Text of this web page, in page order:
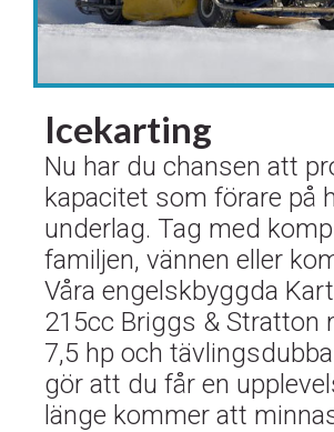
Icekarting
Nu har du chansen att
kapacitet som förare på
underlag. Tag med
familjen, vännen eller
Våra engelskbyggda
215cc Briggs & Stratton
7,5 hp och
gör att du får en
länge kommer att